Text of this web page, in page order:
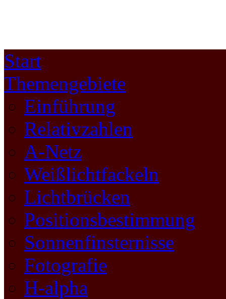
Start
Themengebiete
Einführung
Relativzahlen
A-Netz
Weißlichtfackeln
Lichtbrücken
Positionsbestimmung
Sonnenfinsternisse
Fotografie
H-alpha